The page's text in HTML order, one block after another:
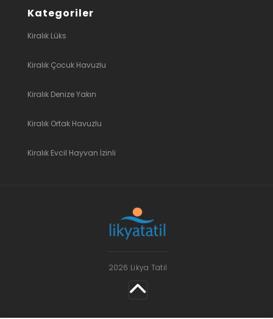
Kategoriler
Kiralık Lüks
Kiralık Çocuk Havuzlu
Kiralık Denize Yakın
Kiralık Ortak Havuzlu
Kiralık Evcil Hayvan İzinli
2026 Likya Tatil